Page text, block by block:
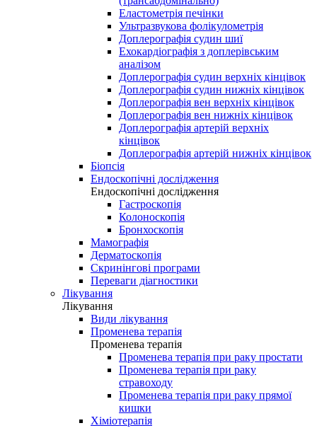
Еластометрія печінки
Ультразвукова фолікулометрія
Доплерографія судин шиї
Ехокардіографія з доплерівським
аналізом
Доплерографія судин верхніх кінцівок
Доплерографія судин нижніх кінцівок
Доплерографія вен верхніх кінцівок
Доплерографія вен нижніх кінцівок
Доплерографія артерій верхніх
кінцівок
Доплерографія артерій нижніх кінцівок
Біопсія
Ендоскопічні дослідження
Ендоскопічні дослідження
Гастроскопія
Колоноскопія
Бронхоскопія
Мамографія
Дерматоскопія
Скринінгові програми
Переваги діагностики
Лікування
Лікування
Види лікування
Променева терапія
Променева терапія
Променева терапія при раку простати
Променева терапія при раку
стравоходу
Променева терапія при раку прямої
кишки
Хіміотерапія